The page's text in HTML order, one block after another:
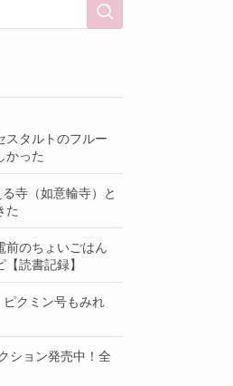
スタルトのフルー
かった
寺（如意輪寺）と
た
前のちょいごはん
読書記録】
クミン号もみれ
ション発売中！全